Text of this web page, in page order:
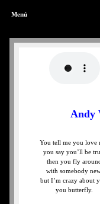
Menú
Andy
You tell me you love
you say you’ll be
then you fly
with somebody
but I’m crazy about
you butterfly.